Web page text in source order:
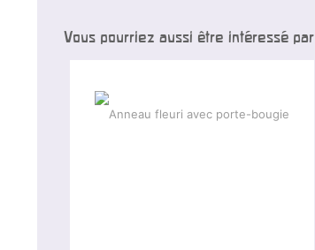
Vous pourriez aussi être intéressé par